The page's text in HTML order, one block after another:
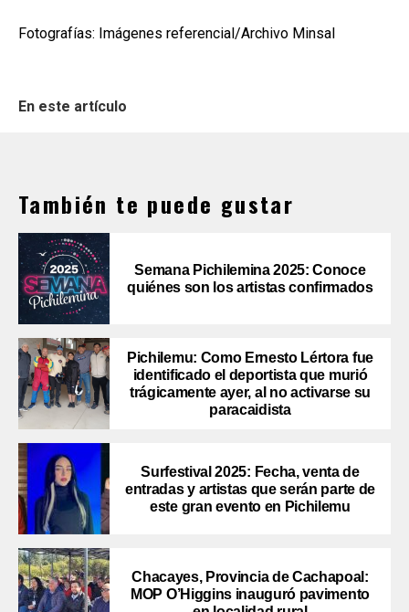
Fotografías: Imágenes referencial/Archivo Minsal
En este artículo
También te puede gustar
Semana Pichilemina 2025: Conoce
quiénes son los artistas confirmados
Pichilemu: Como Ernesto Lértora fue
identificado el deportista que murió
trágicamente ayer, al no activarse su
paracaidista
Surfestival 2025: Fecha, venta de
entradas y artistas que serán parte de
este gran evento en Pichilemu
Chacayes, Provincia de Cachapoal:
MOP O’Higgins inauguró pavimento